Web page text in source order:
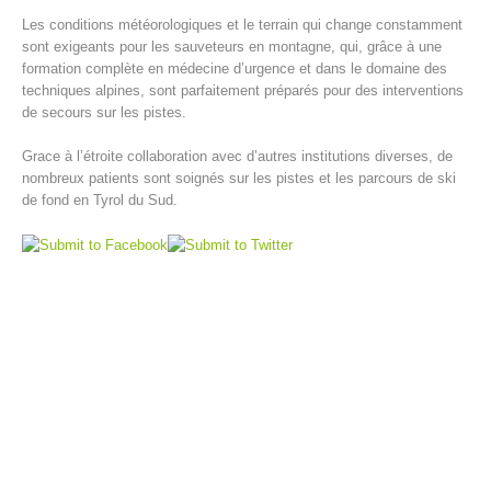
Les conditions météorologiques et le terrain qui change constamment
sont exigeants pour les sauveteurs en montagne, qui, grâce à une
formation complète en médecine d’urgence et dans le domaine des
techniques alpines, sont parfaitement préparés pour des interventions
de secours sur les pistes.
Grace à l’étroite collaboration avec d’autres institutions diverses, de
nombreux patients sont soignés sur les pistes et les parcours de ski
de fond en Tyrol du Sud.